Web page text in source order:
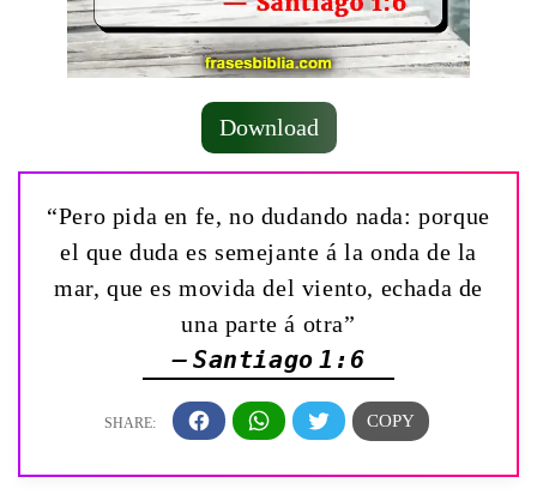
Download
“Pero pida en fe, no dudando nada: porque
el que duda es semejante á la onda de la
mar, que es movida del viento, echada de
una parte á otra”
— Santiago 1:6